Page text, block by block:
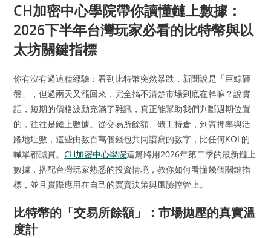
CH加密中心學院帶你讀懂鏈上數據：
2026下半年台灣玩家必看的比特幣與以
太坊關鍵指標
你有沒有過這種經驗：看到比特幣突然暴跌，新聞說是「巨鯨砸
盤」，但過兩天又漲回來，完全搞不清楚市場到底在幹嘛？說實
話，短期的價格波動充滿了雜訊，真正能幫助我們判斷週期位置
的，往往是鏈上數據。從交易所餘額、礦工持倉，到質押率與活
躍地址數，這些由數百萬個錢包共同譜寫的數字，比任何KOL的
喊單都誠實。CH加密中心學院這篇將用2026年第二季的最新鏈上
數據，搭配台灣玩家熟悉的投資情境，教你如何看懂幾個關鍵指
標，並且實際應用在自己的買賣決策與風險控管上。
比特幣的「交易所餘額」：市場拋壓的真實溫
度計